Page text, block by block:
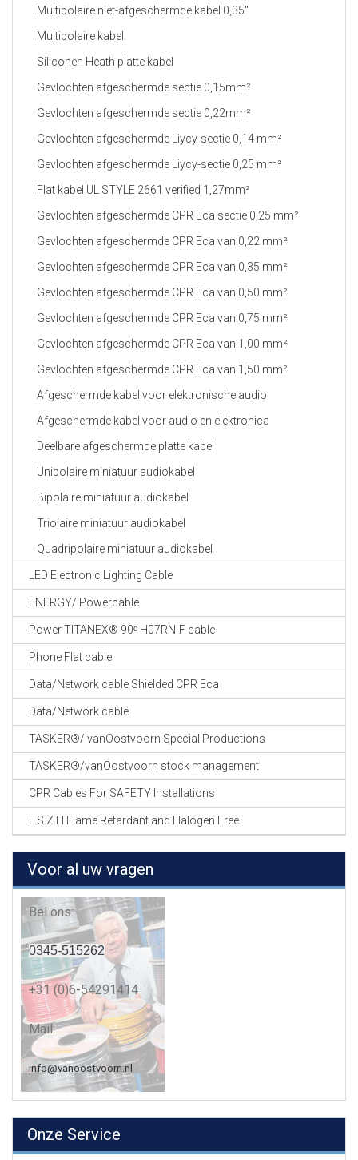
Multipolaire niet-afgeschermde kabel 0,35"
Multipolaire kabel
Siliconen Heath platte kabel
Gevlochten afgeschermde sectie 0,15mm²
Gevlochten afgeschermde sectie 0,22mm²
Gevlochten afgeschermde Liycy-sectie 0,14 mm²
Gevlochten afgeschermde Liycy-sectie 0,25 mm²
Flat kabel UL STYLE 2661 verified 1,27mm²
Gevlochten afgeschermde CPR Eca sectie 0,25 mm²
Gevlochten afgeschermde CPR Eca van 0,22 mm²
Gevlochten afgeschermde CPR Eca van 0,35 mm²
Gevlochten afgeschermde CPR Eca van 0,50 mm²
Gevlochten afgeschermde CPR Eca van 0,75 mm²
Gevlochten afgeschermde CPR Eca van 1,00 mm²
Gevlochten afgeschermde CPR Eca van 1,50 mm²
Afgeschermde kabel voor elektronische audio
Afgeschermde kabel voor audio en elektronica
Deelbare afgeschermde platte kabel
Unipolaire miniatuur audiokabel
Bipolaire miniatuur audiokabel
Triolaire miniatuur audiokabel
Quadripolaire miniatuur audiokabel
LED Electronic Lighting Cable
ENERGY/ Powercable
Power TITANEX® 90ᵒ H07RN-F cable
Phone Flat cable
Data/Network cable Shielded CPR Eca
Data/Network cable
TASKER®/ vanOostvoorn Special Productions
TASKER®/vanOostvoorn stock management
CPR Cables For SAFETY Installations
L.S.Z.H Flame Retardant and Halogen Free
Voor al uw vragen
Bel ons:
0345-515262
+31 (0)6-54291414
Mail:
info@vanoostvoorn.nl
Onze Service